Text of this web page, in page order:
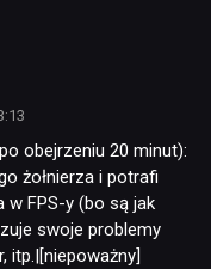
obejrzeniu 20 minut):
żołnierza i potrafi
w FPS-y (bo są jak
swoje problemy
itp.|[niepoważny]